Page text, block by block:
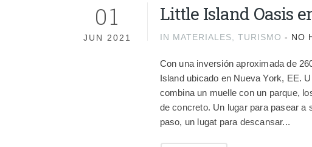
01
JUN 2021
Little Island Oasis
IN MATERIALES TURISMO - NO
Con una inversión aproximada de
Island ubicado en Nueva York, EE.
combina un muelle con un parque,
de concreto. Un lugar para pasear a
paso, un lugat para descansar...